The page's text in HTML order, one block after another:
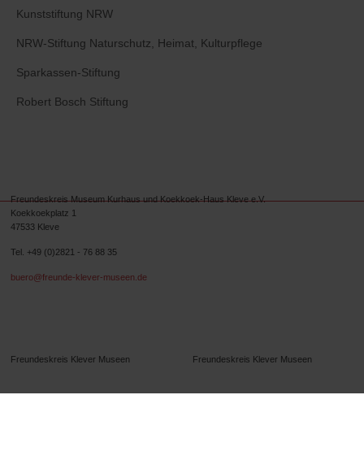
Kunststiftung NRW
NRW-Stiftung Naturschutz, Heimat, Kulturpflege
Sparkassen-Stiftung
Robert Bosch Stiftung
Freundeskreis Museum Kurhaus und Koekkoek-Haus Kleve e.V.
Koekkoekplatz 1
47533 Kleve
Tel. +49 (0)2821 - 76 88 35
buero@freunde-klever-museen.de
Freundeskreis Klever Museen Freundeskreis Klever Museen